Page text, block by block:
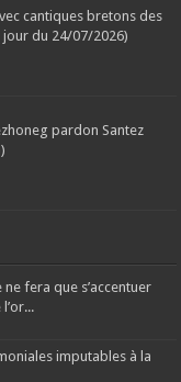
cantiques bretons des
jour du 24/07/2026)
pardon Santez
ne fera que s’accentuer
imputables à la